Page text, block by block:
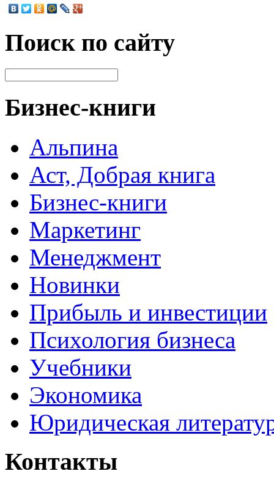
Поиск по сайту
Бизнес-книги
Альпина
Аст, Добрая книга
Бизнес-книги
Маркетинг
Менеджмент
Новинки
Прибыль и инвестиции
Психология бизнеса
Учебники
Экономика
Юридическая
Контакты